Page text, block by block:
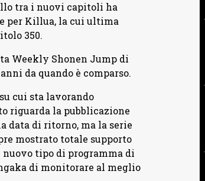
tra i nuovi capitoli ha
per Killua, la cui ultima
350.
Weekly Shonen Jump di
da quando è comparso.
cui sta lavorando
riguarda la pubblicazione
data di ritorno, ma la serie
mostrato totale supporto
tipo di programma di
di monitorare al meglio